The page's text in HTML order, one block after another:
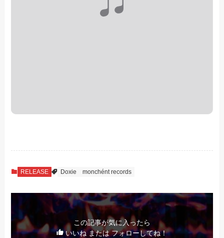
RELEASE Doxie monchént records
この記事が気に入ったら
いいね または フォローしてね！